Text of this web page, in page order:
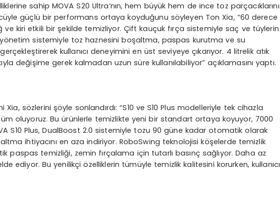
sahip MOVA S20 Ultra’nın, hem büyük hem de ince toz parçacıklarını
güçlü bir performans ortaya koyduğunu söyleyen Ton Xia, “60 derece
ve kiri etkili bir şekilde temizliyor. Çift kauçuk fırça sistemiyle saç ve tüylerin
sistemiyle toz haznesini boşaltma, paspas kurutma ve su
kullanıcı deneyimini en üst seviyeye çıkarıyor. 4 litrelik atık
değişime gerek kalmadan uzun süre kullanılabiliyor” açıklamasını yaptı.
Xia, sözlerini şöyle sonlandırdı: “S10 ve S10 Plus modelleriyle tek cihazla
oluyoruz. Bu ürünlerle temizlikte yeni bir standart ortaya koyuyor, 7000
S10 Plus, DualBoost 2.0 sistemiyle tozu 90 güne kadar otomatik olarak
ihtiyacını en aza indiriyor. RoboSwing teknolojisi köşelerde temizlik
paspas temizliği, zemin fırçalama için tutarlı basınç sağlıyor. Daha az
ediyor. Bu yenilikçi özelliklerin tümüyle temizlik kalitesini korurken, kullanıcı